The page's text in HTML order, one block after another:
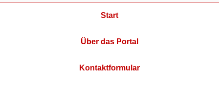
Start
Über das Portal
Kontaktformular